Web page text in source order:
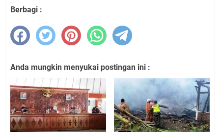
Berbagi :
Anda mungkin menyukai postingan ini :